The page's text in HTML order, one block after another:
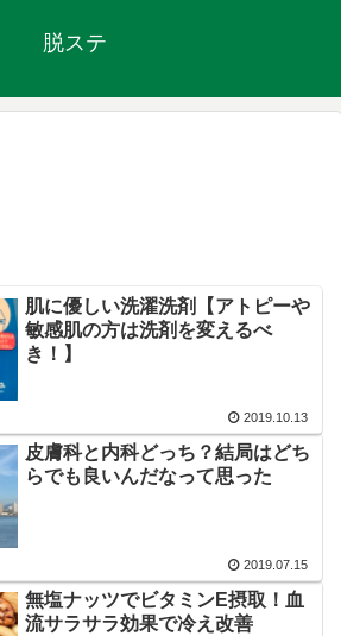
脱ステ
肌に優しい洗濯洗剤【アトピーや
敏感肌の方は洗剤を変えるべ
き！】
2019.10.13
皮膚科と内科どっち？結局はどち
らでも良いんだなって思った
2019.07.15
無塩ナッツでビタミンE摂取！血
流サラサラ効果で冷え改善